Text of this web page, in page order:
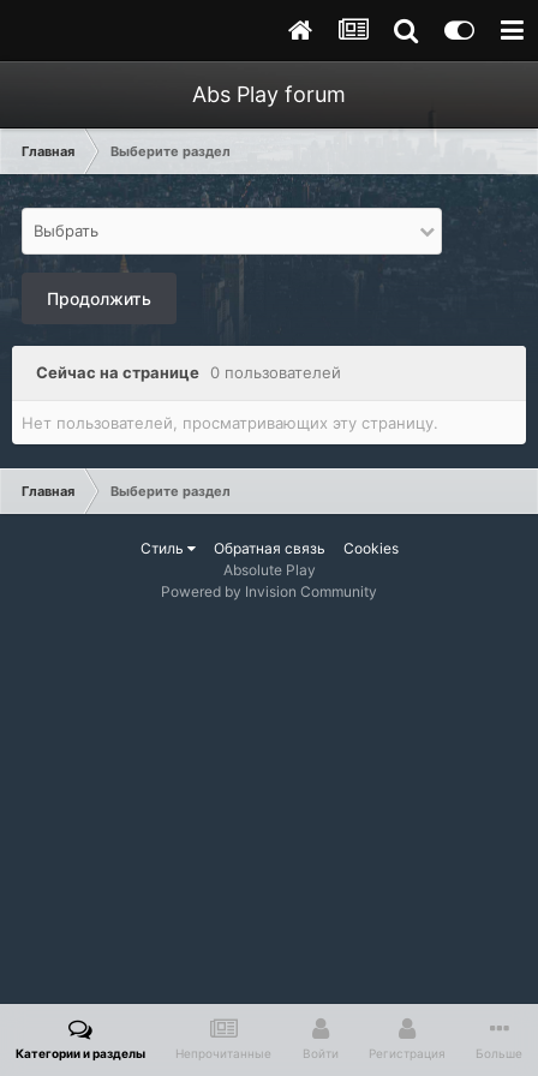
Abs Play forum
Главная Выберите раздел
Выбрать
Продолжить
Сейчас на странице 0 пользователей
Нет пользователей, просматривающих эту страницу.
Главная Выберите раздел
Стиль Обратная связь
Cookies
Absolute Play
Powered by Invision Community
Категории и разделы Непрочитанные Войти Регистрация Больше